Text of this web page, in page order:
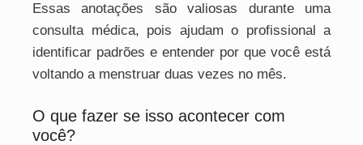
Essas anotações são valiosas durante uma
consulta médica, pois ajudam o profissional a
identificar padrões e entender por que você está
voltando a menstruar duas vezes no mês.
O que fazer se isso acontecer com
você?